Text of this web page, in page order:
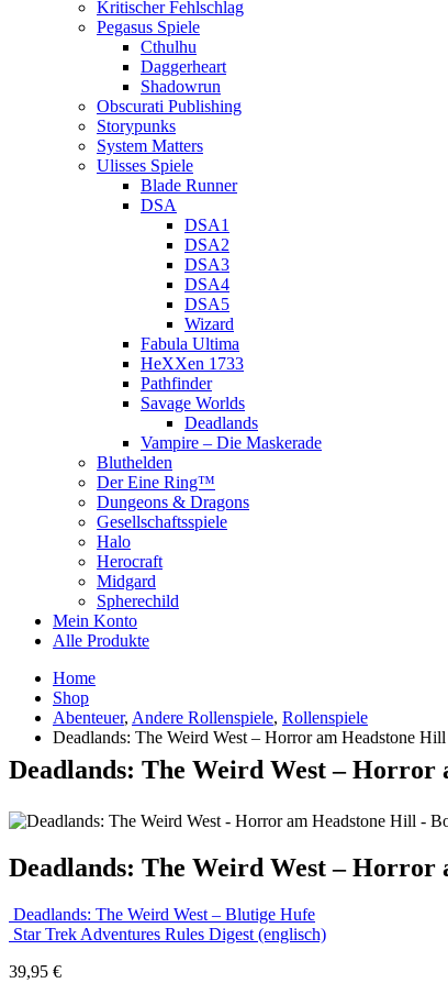
Kritischer Fehlschlag
Pegasus Spiele
Cthulhu
Daggerheart
Shadowrun
Obscurati Publishing
Storypunks
System Matters
Ulisses Spiele
Blade Runner
DSA
DSA1
DSA2
DSA3
DSA4
DSA5
Wizard
Fabula Ultima
HeXXen 1733
Pathfinder
Savage Worlds
Deadlands
Vampire – Die Maskerade
Bluthelden
Der Eine Ring™
Dungeons & Dragons
Gesellschaftsspiele
Halo
Herocraft
Midgard
Spherechild
Mein Konto
Alle Produkte
Home
Shop
Abenteuer, Andere Rollenspiele, Rollenspiele
Deadlands: The Weird West – Horror am Headstone
Deadlands: The Weird West – Horror
Deadlands: The Weird West – Horror
Deadlands: The Weird West – Blutige Hufe
Star Trek Adventures Rules Digest (englisch)
39,95 €